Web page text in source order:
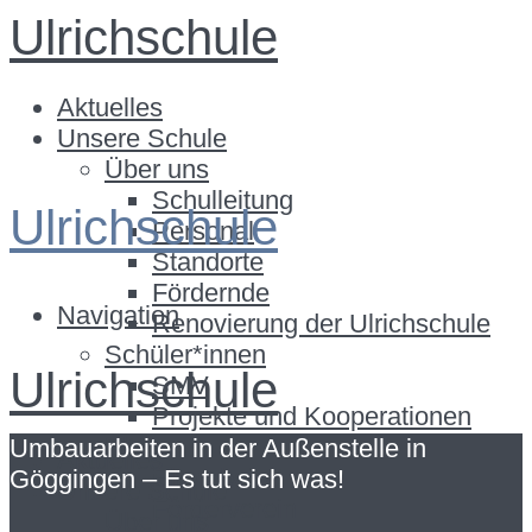
Ulrichschule
Aktuelles
Unsere Schule
Über uns
Schulleitung
Personal
Standorte
Fördernde
Renovierung der Ulrichschule
Schüler*innen
SMV
Projekte und Kooperationen
Eltern
Elternbeirat
Ulrichschule
Navigation
Ulrichschule
Aktuelles
Unsere Schule
Umbauarbeiten in der Außenstelle in
Göggingen – Es tut sich was!